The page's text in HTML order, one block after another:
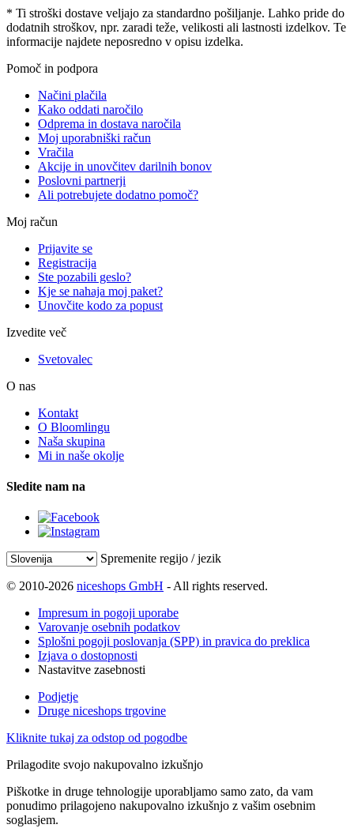
* Ti stroški dostave veljajo za standardno pošiljanje. Lahko pride do
dodatnih stroškov, npr. zaradi teže, velikosti ali lastnosti izdelkov. Te
informacije najdete neposredno v opisu izdelka.
Pomoč in podpora
Načini plačila
Kako oddati naročilo
Odprema in dostava naročila
Moj uporabniški račun
Vračila
Akcije in unovčitev darilnih bonov
Poslovni partnerji
Ali potrebujete dodatno pomoč?
Moj račun
Prijavite se
Registracija
Ste pozabili geslo?
Kje se nahaja moj paket?
Unovčite kodo za popust
Izvedite več
Svetovalec
O nas
Kontakt
O Bloomlingu
Naša skupina
Mi in naše okolje
Sledite nam na
Spremenite regijo / jezik
© 2010-2026 niceshops GmbH - All rights reserved.
Impresum in pogoji uporabe
Varovanje osebnih podatkov
Splošni pogoji poslovanja (SPP) in pravica do preklica
Izjava o dostopnosti
Nastavitve zasebnosti
Podjetje
Druge niceshops trgovine
Kliknite tukaj za odstop od pogodbe
Prilagodite svojo nakupovalno izkušnjo
Piškotke in druge tehnologije uporabljamo samo zato, da vam
ponudimo prilagojeno nakupovalno izkušnjo z vašim osebnim
soglasjem.